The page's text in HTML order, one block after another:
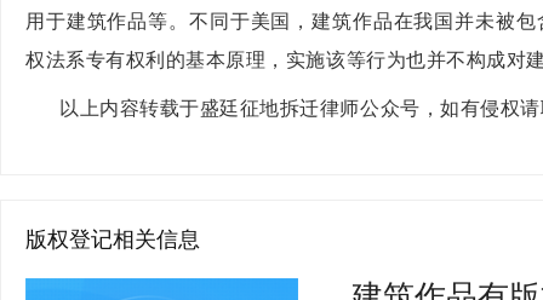
用于建筑作品等。不同于美国，建筑作品在我国并未被
权法系专有权利的基本原理，实施该等行为也并不构成对
以上内容转载于盛廷征地拆迁律师公众号，如有侵权
版权登记相关信息